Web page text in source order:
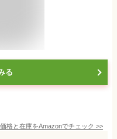
る
価格と在庫をAmazonでチェック >>